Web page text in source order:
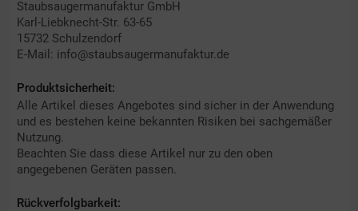
Staubsaugermanufaktur GmbH
Karl-Liebknecht-Str. 63-65
15732 Schulzendorf
E-Mail: info@staubsaugermanufaktur.de
Produktsicherheit:
Alle Artikel dieses Angebotes sind sicher in der Anwendung
und es bestehen keine bekannten Risiken bei sachgemäßer
Nutzung.
Beachten Sie dass diese Artikel nur zu den oben
angegebenen Geräten passen.
Rückverfolgbarkeit: